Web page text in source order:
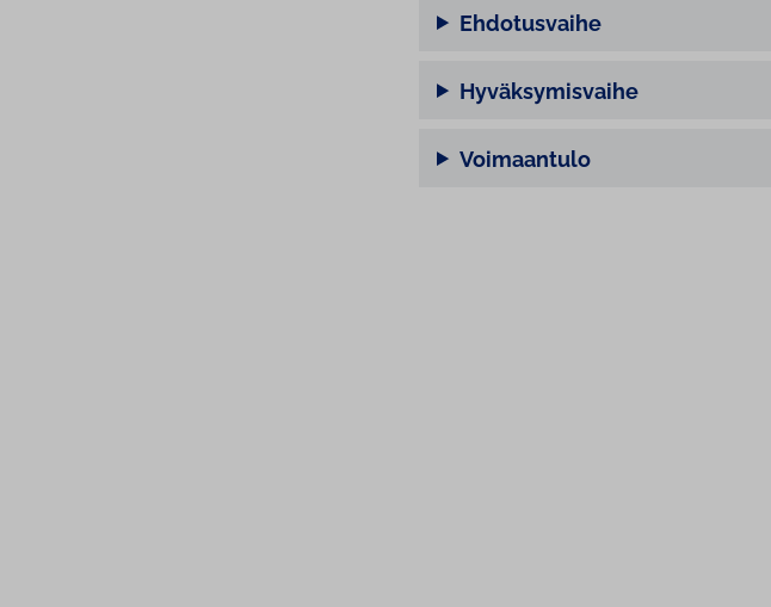
Ehdotusvaihe
Hyväksymisvaihe
Voimaantulo